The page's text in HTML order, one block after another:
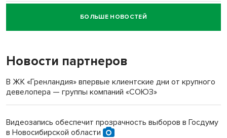
Новосибирский суд наказал водителя за смерть
пенсионерки на вокзале
БОЛЬШЕ НОВОСТЕЙ
Новости партнеров
В ЖК «Гренландия» впервые клиентские дни от крупного
девелопера — группы компаний «СОЮЗ»
Видеозапись обеспечит прозрачность выборов в Госдуму
в Новосибирской области